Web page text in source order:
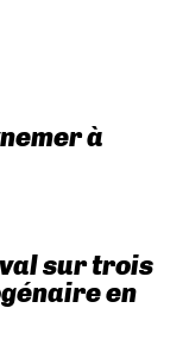
à
sur trois
en